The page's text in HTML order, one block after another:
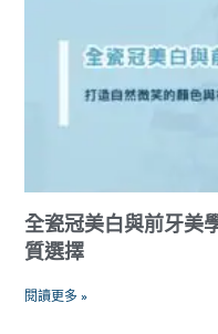
全瓷冠美白與前牙美
質選擇
閱讀更多 »